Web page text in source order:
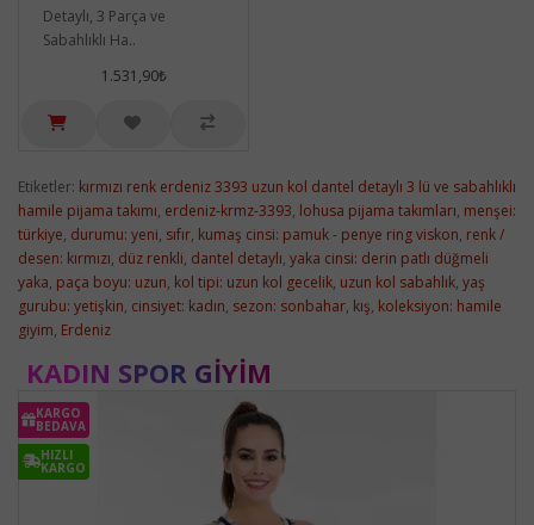
Detaylı, 3 Parça ve
Sabahlıklı Ha..
1.531,90₺
Etiketler: kırmızı renk erdeniz 3393 uzun kol dantel detaylı 3 lü ve sabahlıklı
hamile pijama takımı, erdeniz-krmz-3393, lohusa pijama takımları, menşei:
türkiye, durumu: yeni, sıfır, kumaş cinsi: pamuk - penye ring viskon, renk /
desen: kırmızı, düz renkli, dantel detaylı, yaka cinsi: derin patlı düğmeli
yaka, paça boyu: uzun, kol tipi: uzun kol gecelik, uzun kol sabahlık, yaş
gurubu: yetişkin, cinsiyet: kadın, sezon: sonbahar, kış, koleksiyon: hamile
giyim, Erdeniz
KADIN SPOR GIYIM
KARGO
BEDAVA
HIZLI
KARGO